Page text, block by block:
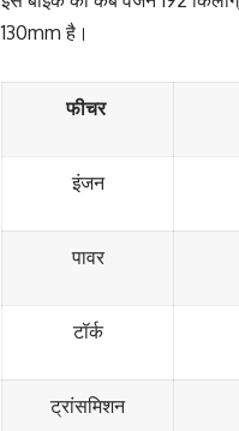
130mm है।
फीचर
इंजन
पावर
टॉर्क
ट्रांसमिशन